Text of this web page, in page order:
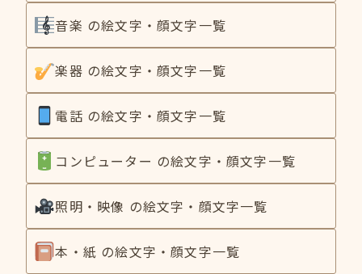
音楽 の絵文字・顔文字一覧
楽器 の絵文字・顔文字一覧
電話 の絵文字・顔文字一覧
コンピューター の絵文字・顔文字一覧
照明・映像 の絵文字・顔文字一覧
本・紙 の絵文字・顔文字一覧